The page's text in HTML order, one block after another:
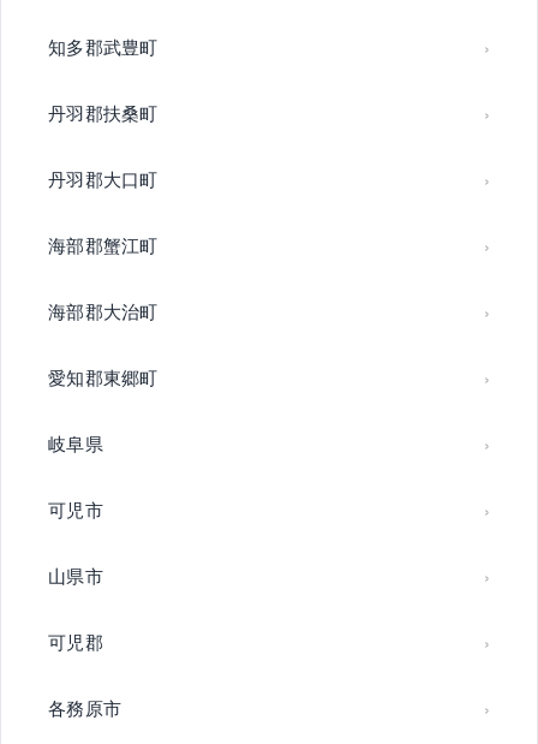
知多郡武豊町
丹羽郡扶桑町
丹羽郡大口町
海部郡蟹江町
海部郡大治町
愛知郡東郷町
岐阜県
可児市
山県市
可児郡
各務原市